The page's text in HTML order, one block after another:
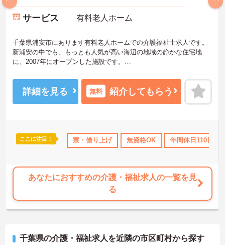
年間休日110日以上 資格取得サポート 研修制度あり 産休･育
サービス 有料老人ホーム
千葉県浦安市にあります有料老人ホームでの介護福祉士求人です。
新浦安の中でも、もっとも人気が高い海辺の地域の静かな住宅地
に、2007年にオープンした施設です。
詳細を見る 無料 紹介してもらう
ここに注目！ 寮・借り上げ 無資格OK 年間休日110日以
あなたにおすすめの介護・福祉求人の一覧を見
る
千葉県の介護・福祉求人を近隣の市区町村から探す